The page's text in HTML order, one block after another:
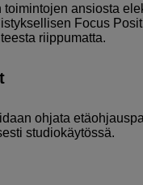
ansiosta
Focus
riippumatta.
ohjata
studiokäytössä.